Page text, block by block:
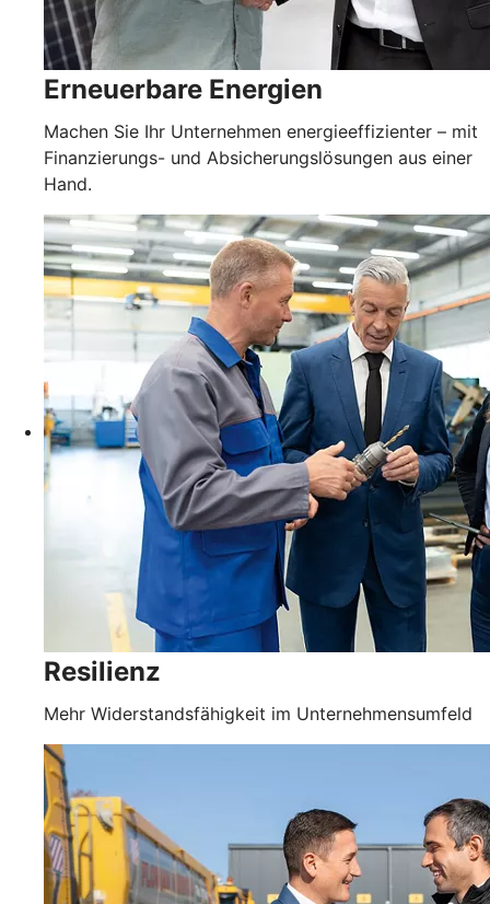
Erneuerbare Energien
Machen Sie Ihr Unternehmen energieeffizienter – mit
Finanzierungs- und Absicherungslösungen aus einer
Hand.
Resilienz
Mehr Widerstandsfähigkeit im Unternehmensumfeld